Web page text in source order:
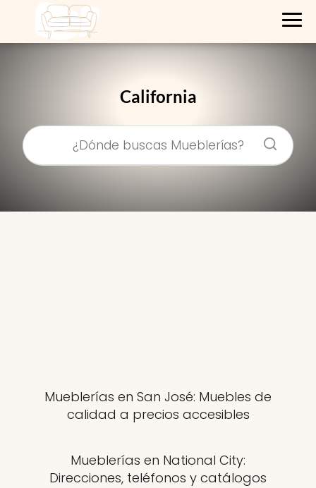
California
Mueblerías en San José: Muebles de
calidad a precios accesibles
Mueblerías en National City:
Direcciones, teléfonos y catálogos